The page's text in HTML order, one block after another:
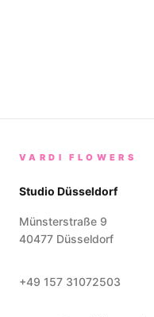
VARDI FLOWERS
Studio Düsseldorf
Münsterstraße 9
40477 Düsseldorf
+49 157 31072503